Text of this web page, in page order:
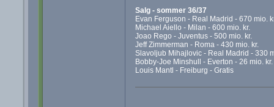
Salg - sommer 36/37
Evan Ferguson - Real Madrid - 670 mio.
Michael Aiello - Milan - 600 mio. kr.
Joao Rego - Juventus - 500 mio. kr.
Jeff Zimmerman - Roma - 430 mio. kr.
Slavoljub Mihajlovic - Real Madrid - 330
Bobby-Joe Minshull - Everton - 26 mio. kr.
Louis Mantl - Freiburg - Gratis